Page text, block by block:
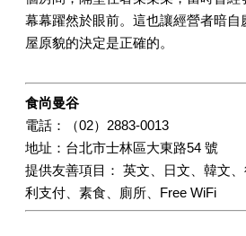
幕幕躍然於眼前。這也讓經營者暗
屋原貌的決定是正確的。
食尚曼谷
電話：（02）2883-0013
地址：台北市士林區大東路54 號
提供友善項目： 英文、日文、韓文
利支付、素食、廁所、Free WiFi